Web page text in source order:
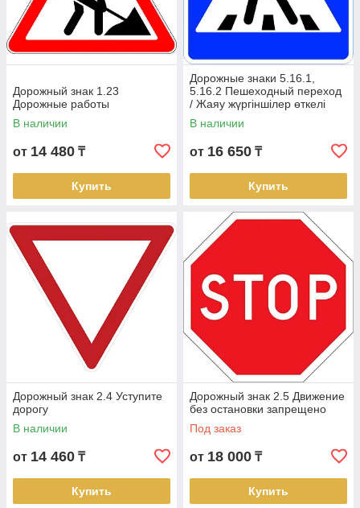
Таблички к дорожным знакам
Наши преимущества:
Короткие
изготовле
Высокое
качество
(двойной
Бесплатна
по
Казахстан
Сертифик
соответств
Дорожный знак 1.23
Дорожные работы
В наличии
от 14 480 ₸
Купить
Дорожные знаки 5.16.1,
5.16.2 Пешеходный переход
/ Жаяу жүргіншілер өткелі
жол белгесе
В наличии
от 16 650 ₸
Купить
Дорожный знак 2.4 Уступите
дорогу
В наличии
от 14 460 ₸
Купить
Дорожный знак 2.5 Движение
без остановки запрещено
Под заказ
от 18 000 ₸
Купить